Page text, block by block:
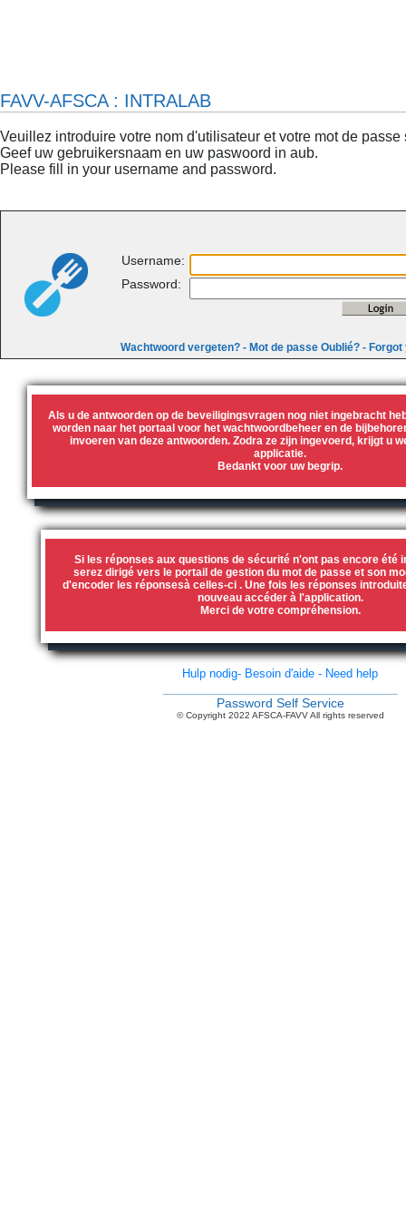
FAVV-AFSCA : INTRALAB
Veuillez introduire votre nom d'utilisateur et votre mot de passe
Geef uw gebruikersnaam en uw paswoord in aub.
Please fill in your username and password.
Username:
Password:
Wachtwoord vergeten? - Mot de passe Oublié? -
Als u de antwoorden op de beveiligingsvragen nog niet ingebracht
worden naar het portaal voor het wachtwoordbeheer en de
invoeren van deze antwoorden. Zodra ze zijn ingevoerd, krijgt u
applicatie.
Bedankt voor uw begrip.
Si les réponses aux questions de sécurité n'ont pas encore été
serez dirigé vers le portail de gestion du mot de passe et son
d'encoder les réponsesà celles-ci . Une fois les réponses
nouveau accéder à l'application.
Merci de votre compréhension.
Hulp nodig- Besoin d'aide - Need help
Password Self Service
© Copyright 2022 AFSCA-FAVV All rights reserved